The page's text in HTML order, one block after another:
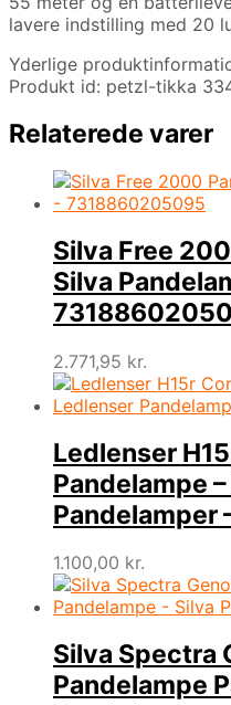
lavere indstilling med 20
Yderlige
Produkt id: petzl-tikka
Relaterede varer
Silva Free
Silva
2.771,95 kr.
Ledlenser
Pandelampe
1.100,00 kr.
Silva Spectra
Pandelampe